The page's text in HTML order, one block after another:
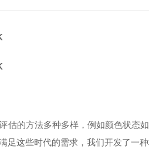
估的方法多种多样，例如颜色状态
这些时代的需求，我们开发了一